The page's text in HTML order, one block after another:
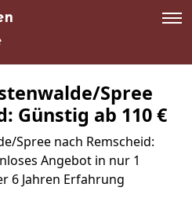
Spree
Günstig ab 110 €
Spree nach Remscheid:
Angebot in nur 1
6 Jahren Erfahrung